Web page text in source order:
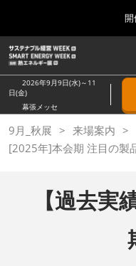
ッ
プ
し
て
進
む
to
close
the
menu.
幕張
2026年
幕張メ
11月_
2026
イン
3月_春
2026年9月9日(水)～11
日(金)
幕張メッセ
9月_秋展
来場案内
[2025年]本会期 注目の製
【過去実